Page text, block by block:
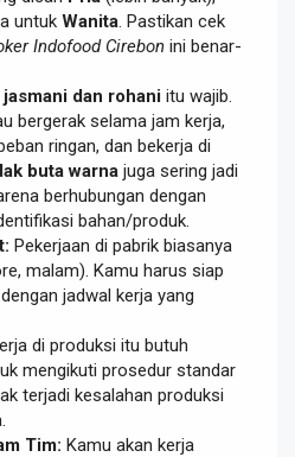
untuk Wanita . Pastikan cek
Indofood Cirebon ini benar-
dan rohani itu wajib.
bergerak selama jam kerja,
ringan, dan bekerja di
buta warna juga sering jadi
berhubungan dengan
bahan/produk.
Pekerjaan di pabrik biasanya
malam). Kamu harus siap
jadwal kerja yang
di produksi itu butuh
mengikuti prosedur standar
terjadi kesalahan produksi
Tim: Kamu akan kerja